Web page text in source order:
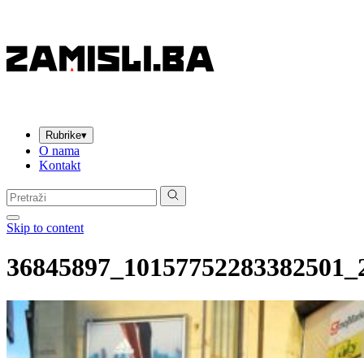
Rubrike▾
O nama
Kontakt
Pretraga:
Skip to content